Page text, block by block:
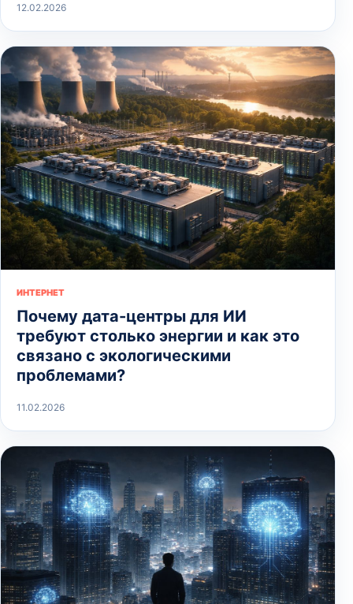
12.02.2026
ИНТЕРНЕТ
Почему дата-центры для ИИ
требуют столько энергии и как это
связано с экологическими
проблемами?
11.02.2026